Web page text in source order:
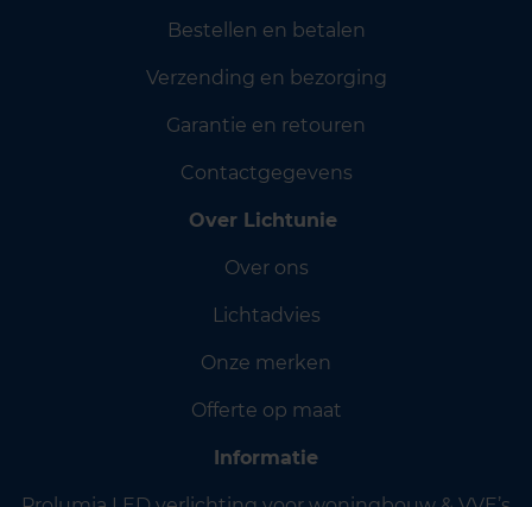
Bestellen en betalen
Verzending en bezorging
Garantie en retouren
Contactgegevens
Over Lichtunie
Over ons
Lichtadvies
Onze merken
Offerte op maat
Informatie